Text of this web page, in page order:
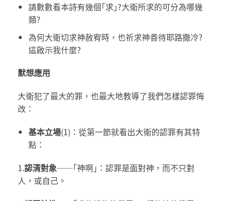
請數數看本詩有幾個｢求｣?大衛所求的可分為哪幾
類?
為何大衛切求神赦宥時，也祈求神善待耶路撒冷?
這啟示我什麼?
默想應用
大衛犯了最大的罪，也最大地教導了我們怎樣認罪悔
改：
基本立場(1)：從第一節就看出大衛的認罪有其特
點：
1.認清對象──｢神啊｣：認罪是面對神，而不只對
人，或自己。